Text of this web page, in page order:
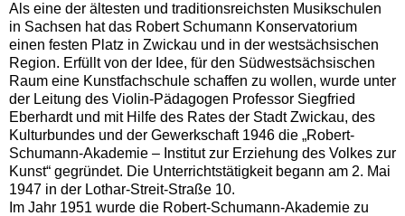
Als eine der ältesten und traditionsreichsten Musikschulen
in Sachsen hat das Robert Schumann Konservatorium
einen festen Platz in Zwickau und in der westsächsischen
Region. Erfüllt von der Idee, für den Südwestsächsischen
Raum eine Kunstfachschule schaffen zu wollen, wurde unter
der Leitung des Violin-Pädagogen Professor Siegfried
Eberhardt und mit Hilfe des Rates der Stadt Zwickau, des
Kulturbundes und der Gewerkschaft 1946 die „Robert-
Schumann-Akademie – Institut zur Erziehung des Volkes zur
Kunst“ gegründet. Die Unterrichtstätigkeit begann am 2. Mai
1947 in der Lothar-Streit-Straße 10.
Im Jahr 1951 wurde die Robert-Schumann-Akademie zu